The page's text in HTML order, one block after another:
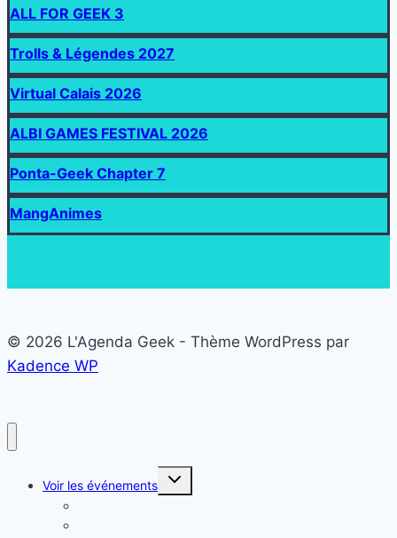
ALL FOR GEEK 3
Trolls & Légendes 2027
Virtual Calais 2026
ALBI GAMES FESTIVAL 2026
Ponta-Geek Chapter 7
MangAnimes
© 2026 L'Agenda Geek - Thème WordPress par
Kadence WP
Voir les événements
Ouvrir/fermer